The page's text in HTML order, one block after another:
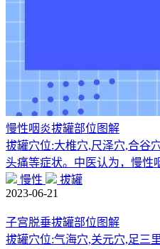
慢性咽炎拔罐部位图解
拔罐穴位:大椎穴,尺泽穴,合谷
头痛等症状。中医认为，慢性
慢性
拔罐
2023-06-21
子宫脱垂拔罐部位图解
拔罐穴位:气海穴,关元穴,足三